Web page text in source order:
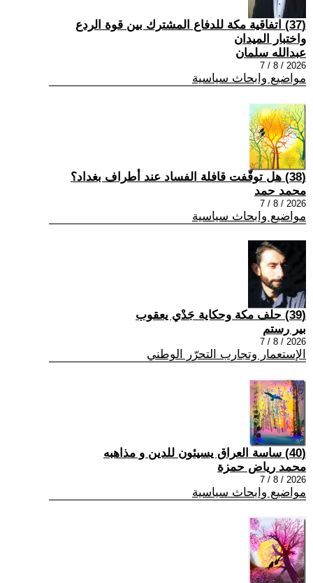
(37) اتفاقية مكة للدفاع المشترك بين قوة الردع
واختبار الميدان
عبدالله سلمان
2026 / 8 / 7
مواضيع وابحاث سياسية
(38) هل توقّفت قافلة الفساد عند أطراف بغداد؟
محمد حمد
2026 / 8 / 7
مواضيع وابحاث سياسية
(39) حلف مكة وحكاية جَدْي يعقوب
بير رستم
2026 / 8 / 7
الإستعمار وتجارب التحرّر الوطني
(40) ساسة العراق يسيئون للدين و مذاهبه
محمد رياض حمزة
2026 / 8 / 7
مواضيع وابحاث سياسية